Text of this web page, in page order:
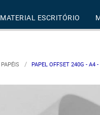
MATERIAL ESCRITÓRIO
PAPÉIS PAPEL OFFSET 240G - A4